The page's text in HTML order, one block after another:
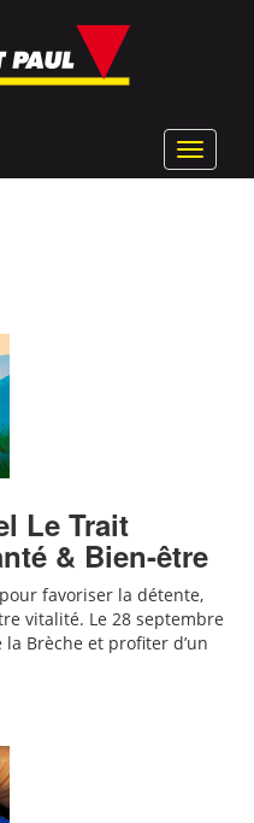
Toggle
Le Trait
& Bien-être
favoriser la détente,
vitalité. Le 28 septembre
Brèche et profiter d’un